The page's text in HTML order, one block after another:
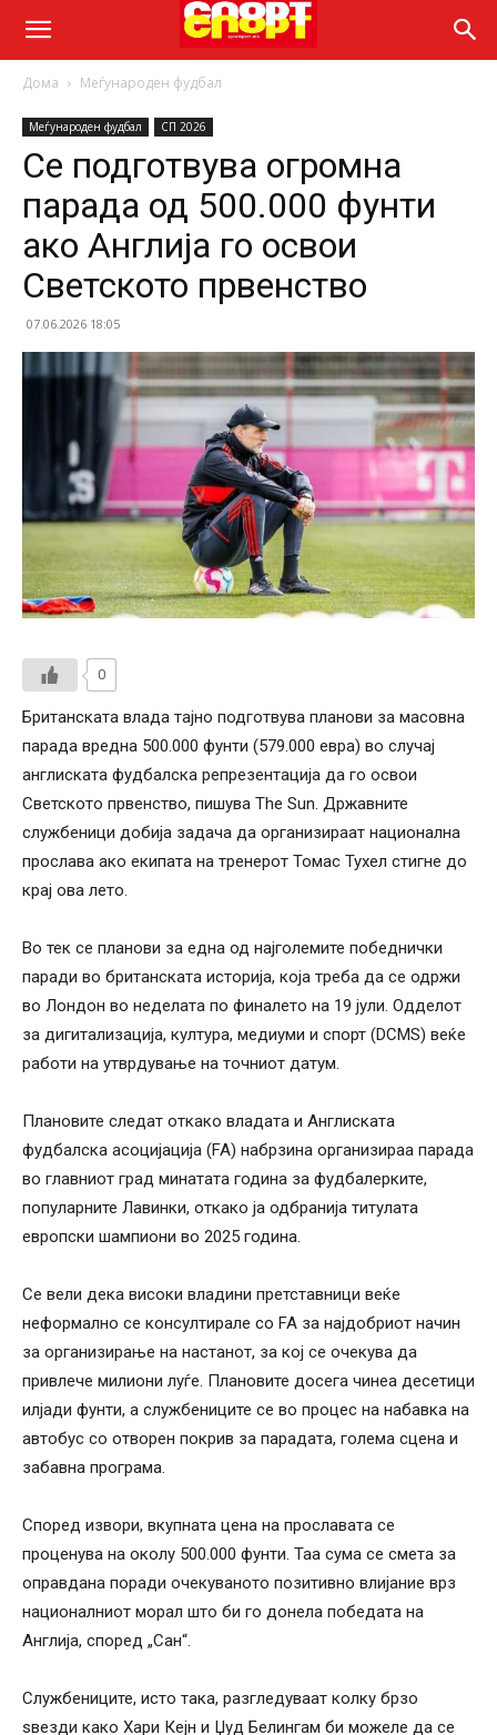
Дома Меѓународен фудбал
Меѓународен фудбал СП 2026
Се подготвува огромна
парада од 500.000 фунти
ако Англија го освои
Светското првенство
07.06.2026 18:05
0
Британската влада тајно подготвува планови за масовна
парада вредна 500.000 фунти (579.000 евра) во случај
англиската фудбалска репрезентација да го освои
Светското првенство, пишува The Sun. Државните
службеници добија задача да организираат национална
прослава ако екипата на тренерот Томас Тухел стигне до
крај ова лето.
Во тек се планови за една од најголемите победнички
паради во британската историја, која треба да се одржи
во Лондон во неделата по финалето на 19 јули. Одделот
за дигитализација, култура, медиуми и спорт (DCMS) веќе
работи на утврдување на точниот датум.
Плановите следат откако владата и Англиската
фудбалска асоцијација (FA) набрзина организираа парада
во главниот град минатата година за фудбалерките,
популарните Лавинки, откако ја одбранија титулата
европски шампиони во 2025 година.
Се вели дека високи владини претставници веќе
неформално се консултирале со FA за најдобриот начин
за организирање на настанот, за кој се очекува да
привлече милиони луѓе. Плановите досега чинеа десетици
илјади фунти, а службениците се во процес на набавка на
автобус со отворен покрив за парадата, голема сцена и
забавна програма.
Според извори, вкупната цена на прославата се
проценува на околу 500.000 фунти. Таа сума се смета за
оправдана поради очекуваното позитивно влијание врз
националниот морал што би го донела победата на
Англија, според „Сан“.
Службениците, исто така, разгледуваат колку брзо
ѕвезди како Хари Кејн и Џуд Белингам би можеле да се